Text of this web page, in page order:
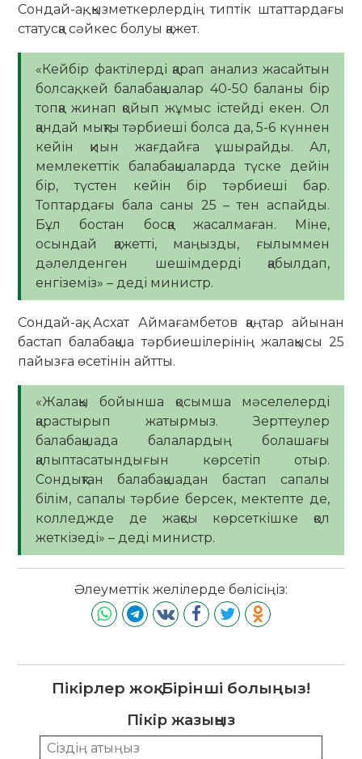
Сондай-ақ, қызметкерлердің типтік штаттардағы
статусқа сәйкес болуы қажет.
«Кейбір фактілерді қарап анализ жасайтын
болсақ, кей балабақшалар 40-50 баланы бір
топқа жинап қойып жұмыс істейді екен. Ол
қандай мықты тәрбиеші болса да, 5-6 күннен
кейін қиын жағдайға ұшырайды. Ал,
мемлекеттік балабақшаларда түске дейін
бір, түстен кейін бір тәрбиеші бар.
Топтардағы бала саны 25 – тен аспайды.
Бұл бостан босқа жасалмаған. Міне,
осындай қажетті, маңызды, ғылыммен
дәлелденген шешімдерді қабылдап,
енгіземіз» – деді министр.
Сондай-ақ, Асхат Аймағамбетов қаңтар айынан
бастап балабақша тәрбиешілерінің жалақысы 25
пайызға өсетінін айтты.
«Жалақы бойынша қосымша мәселелерді
қарастырып жатырмыз. Зерттеулер
балабақшада балалардың болашағы
қалыптасатындығын көрсетіп отыр.
Сондықтан балабақшадан бастап сапалы
білім, сапалы тәрбие берсек, мектепте де,
колледжде де жақсы көрсеткішке қол
жеткізеді» – деді министр.
Әлеуметтік желілерде бөлісіңіз:
Пікірлер жоқ. Бірінші болыңыз!
Пікір жазыңыз